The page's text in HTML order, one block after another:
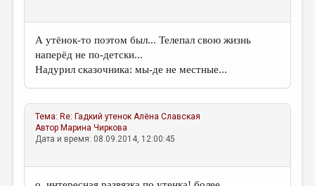
РЕЦЕНЗИРОВАНИЕ
ЦИКЛЫ ПУБЛИКАЦИЙ
ТРЕДИАКОВСКИЙ
МЕДИА
ВКОНТАКТЕ
А утёнок-то поэтом был... Телепал свою жизнь
наперёд не по-детски...
Надурил сказочника: мы-де не местные...
Тема: Re: Гадкий утенок Алёна Славская
Автор Марина Чиркова
Дата и время: 08.09.2014, 12:00:45